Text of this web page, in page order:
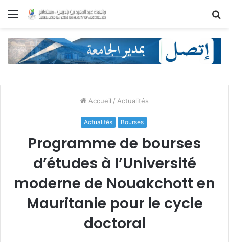
Menu
Accueil / Actualités
Actualités Bourses
Programme de bourses
d’études à l’Université
moderne de Nouakchott en
Mauritanie pour le cycle
doctoral